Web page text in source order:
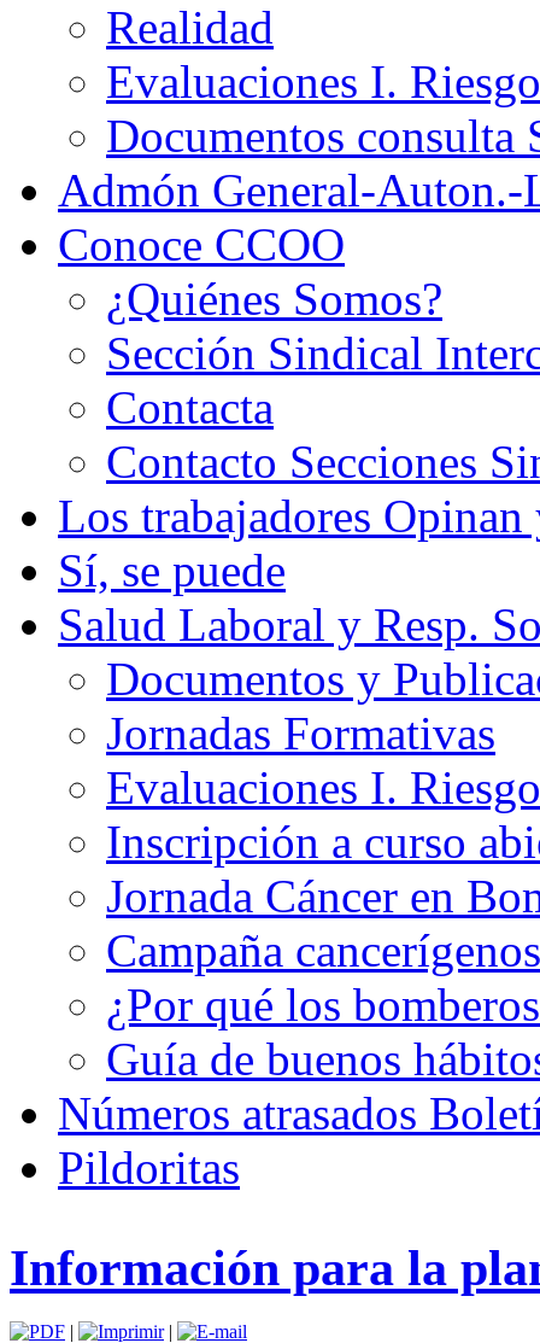
Realidad
Evaluaciones I.
Documentos consulta
Admón General-Auton.-
Conoce CCOO
¿Quiénes Somos?
Sección Sindical
Contacta
Contacto Secciones
Los trabajadores Opinan
Sí, se puede
Salud Laboral y Resp.
Documentos y
Jornadas Formativas
Evaluaciones I.
Inscripción a curso
Jornada Cáncer en
Campaña
¿Por qué los
Guía de buenos
Números atrasados
Pildoritas
Información para la
| |